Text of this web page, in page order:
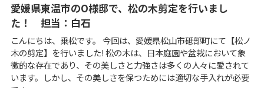
愛媛県東温市のO様邸で、松の木剪定を行いまし
た！ 担当：白石
こんにちは、乗松です。 今回は、愛媛県松山市砥部町にて【松ノ
木の剪定】を行いました! 松の木は、日本庭園や盆栽において象
徴的な存在であり、その美しさと力強さは多くの人々に愛されて
います。しかし、その美しさを保つためには適切な手入れが必要